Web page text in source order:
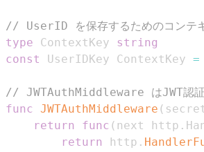
// UserID を保存するためのコンテ
type ContextKey string
const
UserIDKey ContextKey =
// JWTAuthMiddleware はJWT認証
func JWTAuthMiddleware (
return
func ( next http .
return
http .